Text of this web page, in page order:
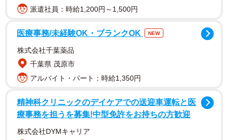
あまきじゅん 30歳 1995年10月16日生まれ 兵庫県出
身 T149・B95W59H93 2012年活動開始。2014年グラビ
アに初挑戦し、以後トップグラドルとして活躍。俳優、タ
レントとしても活動中。3月に今夏でグラドルとしての活動
Bootyにてイベントを開催予定。写真集『あまぽち』（小学
館）が発売中。最新情報は、公式X（@jun_amaki）、公式
Instagram（@jun.amaki）
派遣社員：時給1,200円～1,500円
医療事務/未経験OK・ブランクOK NEW
株式会社千葉薬品
千葉県 茂原市
アルバイト・パート：時給1,350円
精神科クリニックのデイケアでの送迎車運転と医
療事務を担うを募集!中型免許をお持ちの方歓迎
株式会社DYMキャリア